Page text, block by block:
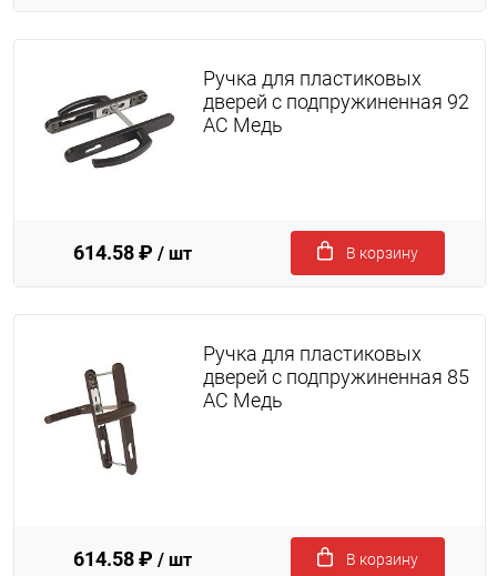
Ручка для пластиковых
дверей с подпружиненная 92
AC Медь
614.58 ₽ / шт В корзину
Ручка для пластиковых
дверей с подпружиненная 85
AC Медь
614.58 ₽ / шт В корзину